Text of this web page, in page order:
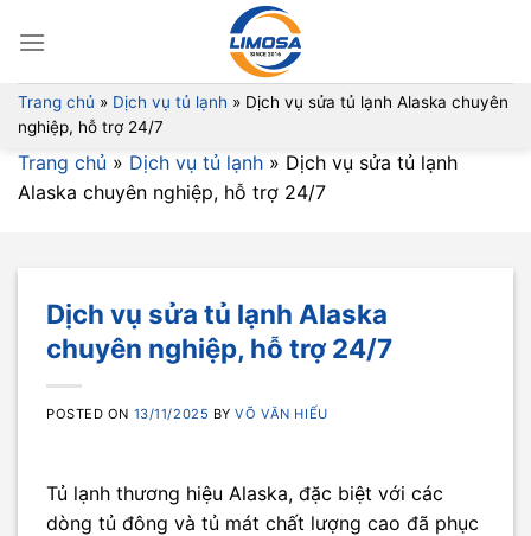
Trang chủ » Dịch vụ tủ lạnh » Dịch vụ sửa tủ lạnh Alaska chuyên
nghiệp, hỗ trợ 24/7
Trang chủ » Dịch vụ tủ lạnh » Dịch vụ sửa tủ lạnh
Alaska chuyên nghiệp, hỗ trợ 24/7
Dịch vụ sửa tủ lạnh Alaska
chuyên nghiệp, hỗ trợ 24/7
POSTED ON 13/11/2025 BYVÕ VĂN HIẾU
Tủ lạnh thương hiệu Alaska, đặc biệt với các
dòng tủ đông và tủ mát chất lượng cao đã phục